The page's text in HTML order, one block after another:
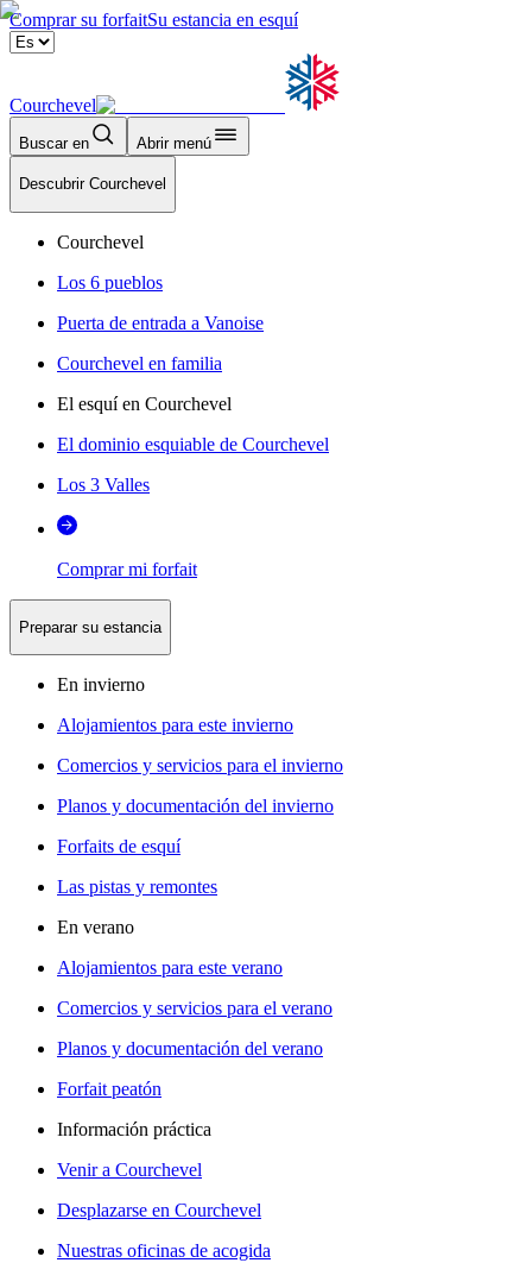
Comprar su forfaitSu estancia en esquí
Courchevel
Buscar en Abrir menú
Descubrir Courchevel
Courchevel
Los 6 pueblos
Puerta de entrada a Vanoise
Courchevel en familia
El esquí en Courchevel
El dominio esquiable de Courchevel
Los 3 Valles
Comprar mi forfait
Preparar su estancia
En invierno
Alojamientos para este invierno
Comercios y servicios para el invierno
Planos y documentación del invierno
Forfaits de esquí
Las pistas y remontes
En verano
Alojamientos para este verano
Comercios y servicios para el verano
Planos y documentación del verano
Forfait peatón
Información práctica
Venir a Courchevel
Desplazarse en Courchevel
Nuestras oficinas de acogida